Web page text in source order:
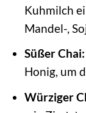
Kuhmilch
Mandel-,
Süßer Chai:
Honig, um
Würziger